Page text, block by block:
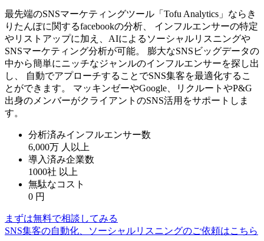
最先端のSNSマーケティングツール「Tofu Analytics」ならき
りたんぽに関するfacebookの分析、 インフルエンサーの特定
やリストアップに加え、AIによるソーシャルリスニングや
SNSマーケティング分析が可能。 膨大なSNSビッグデータの
中から簡単にニッチなジャンルのインフルエンサーを探し出
し、 自動でアプローチすることでSNS集客を最適化するこ
とができます。 マッキンゼーやGoogle、リクルートやP&G
出身のメンバーがクライアントのSNS活用をサポートしま
す。
分析済みインフルエンサー数
6,000万 人以上
導入済み企業数
1000社 以上
無駄なコスト
0 円
まずは無料で相談してみる
SNS集客の自動化、ソーシャルリスニングのご依頼はこちら